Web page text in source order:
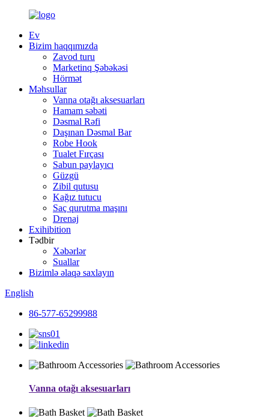
Ev
Bizim haqqımızda
Zavod turu
Marketinq Şəbəkəsi
Hörmət
Məhsullar
Vanna otağı aksesuarları
Hamam səbəti
Dəsmal Rəfi
Daşınan Dəsmal Bar
Robe Hook
Tualet Fırçası
Sabun paylayıcı
Güzgü
Zibil qutusu
Kağız tutucu
Saç qurutma maşını
Drenaj
Exihibition
Tədbir
Xəbərlər
Suallar
Bizimlə əlaqə saxlayın
English
86-577-65299988
Vanna otağı aksesuarları